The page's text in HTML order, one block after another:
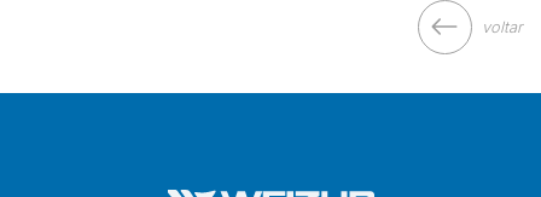
voltar